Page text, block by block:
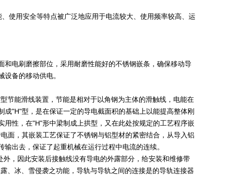
使用安全等特点被广泛地应用于电流较大、使用频率较高、运
电刷磨擦部位，采用耐磨性能好的不锈钢嵌条，确保移动导
备的移动供电。
节能滑线装置，节能是相对于以角钢为主体的滑触线，电能在
"H"型，是在保证一定的导电截面积的基础上以能提高整体刚
性，在"H"形中梁制成上拱型，又在此处按规定的工艺程序嵌
面，其嵌装工艺保证了不锈钢与铝型材的紧密结合，从导入铝
出去，保证了起重机械在运行过程中电流的连续。
，因此安装后接触线没有导电的外露部分，给安装和维修带
、冰、雪侵袭之功能，导轨与导轨之间的连接是的导轨连接器